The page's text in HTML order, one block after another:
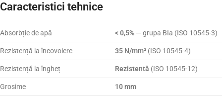
Caracteristici tehnice
Absorbție de apă < 0,5% — grupa BIa (ISO 10545-3)
Rezistență la încovoiere 35 N/mm² (ISO 10545-4)
Rezistență la îngheț Rezistentă (ISO 10545-12)
Grosime 10 mm